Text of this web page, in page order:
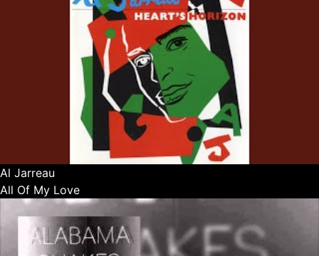
Al Jarreau
All Of My Love